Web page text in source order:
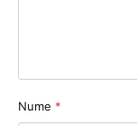
Nume *